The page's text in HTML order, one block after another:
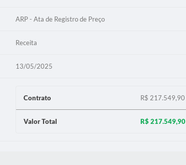
ARP - Ata de Registro de Preço
Receita
13/05/2025
Contrato
R$ 217.549,90
Valor Total R$ 217.549,90